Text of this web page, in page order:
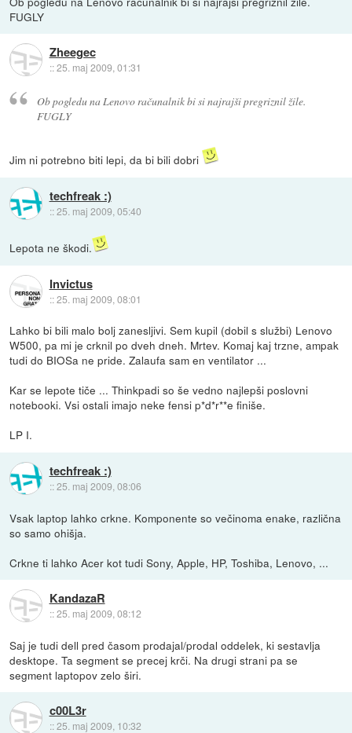
FUGLY
Zheegec
::25. maj 2009, 01:31
Ob pogledu na Lenovo računalnik bi si najrajši pregriznil žile.
FUGLY
Jim ni potrebno biti lepi, da bi bili dobri
techfreak :)
::25. maj 2009, 05:40
Lepota ne škodi.
Invictus
::25. maj 2009, 08:01
Lahko bi bili malo bolj zanesljivi. Sem kupil (dobil s službi) Lenovo
W500, pa mi je crknil po dveh dneh. Mrtev. Komaj kaj trzne, ampak
tudi do BIOSa ne pride. Zalaufa sam en ventilator ...
Kar se lepote tiče ... Thinkpadi so še vedno najlepši poslovni
notebooki. Vsi ostali imajo neke fensi p*d*r**e finiše.
LP I.
techfreak :)
::25. maj 2009, 08:06
Vsak laptop lahko crkne. Komponente so večinoma enake, različna
so samo ohišja.
Crkne ti lahko Acer kot tudi Sony, Apple, HP, Toshiba, Lenovo, ...
KandazaR
::25. maj 2009, 08:12
Saj je tudi dell pred časom prodajal/prodal oddelek, ki sestavlja
desktope. Ta segment se precej krči. Na drugi strani pa se
segment laptopov zelo širi.
c00L3r
::25. maj 2009, 10:32